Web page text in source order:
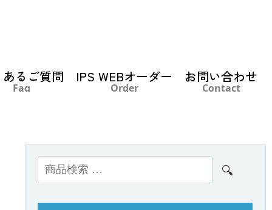
るご質問
Faq
IPS WEBオーダー
Order
お問い合わせ
Contact
検索